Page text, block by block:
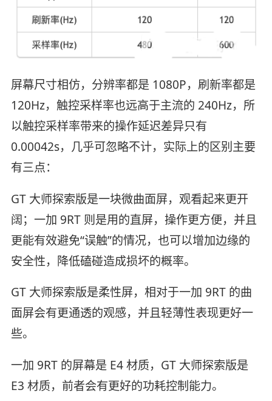
屏幕尺寸相仿，分辨率都是 1080P，刷新率都是
120Hz，触控采样率也远高于主流的 240Hz，所
以触控采样率带来的操作延迟差异只有
0.00042s，几乎可忽略不计，实际上的区别主要
有三点：
GT 大师探索版是一块微曲面屏，观看起来更开
阔；一加 9RT 则是用的直屏，操作更方便，并且
更能有效避免“误触”的情况，也可以增加边缘的
安全性，降低磕碰造成损坏的概率。
GT 大师探索版是柔性屏，相对于一加 9RT 的曲
面屏会有更通透的观感，并且轻薄性表现更好一
些。
一加 9RT 的屏幕是 E4 材质，GT 大师探索版是
E3 材质，前者会有更好的功耗控制能力。